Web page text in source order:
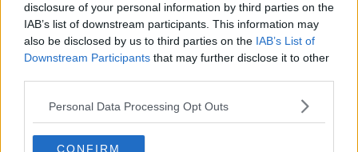
disclosure of your personal information by third parties on the
IAB’s list of downstream participants. This information may
also be disclosed by us to third parties on the IAB’s List of
Downstream Participants that may further disclose it to other
Personal Data Processing Opt Outs
CONFIRM